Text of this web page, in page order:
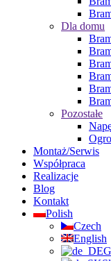
Dla domu
Pozostałe
Montaż/Serwis
Współpraca
Realizacje
Blog
Kontakt
Polish
Czech
English